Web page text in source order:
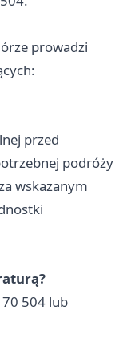
prowadzi
przed
podróży
wskazanym
504 lub